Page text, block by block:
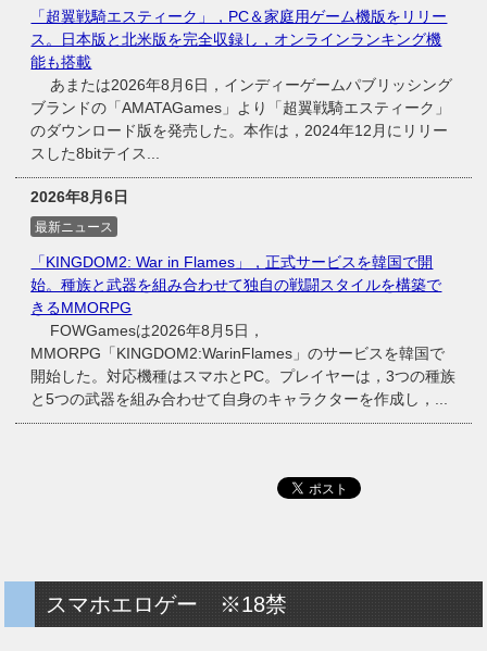
「超翼戦騎エスティーク」，PC＆家庭用ゲーム機版をリリー
ス。日本版と北米版を完全収録し，オンラインランキング機
能も搭載
あまたは2026年8月6日，インディーゲームパブリッシング
ブランドの「AMATAGames」より「超翼戦騎エスティーク」
のダウンロード版を発売した。本作は，2024年12月にリリー
スした8bitテイス...
2026年8月6日
最新ニュース
「KINGDOM2: War in Flames」，正式サービスを韓国で開
始。種族と武器を組み合わせて独自の戦闘スタイルを構築で
きるMMORPG
FOWGamesは2026年8月5日，
MMORPG「KINGDOM2:WarinFlames」のサービスを韓国で
開始した。対応機種はスマホとPC。プレイヤーは，3つの種族
と5つの武器を組み合わせて自身のキャラクターを作成し，...
スマホエロゲー ※18禁